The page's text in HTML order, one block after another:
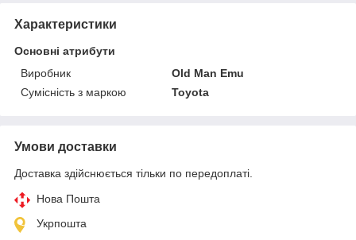
Характеристики
Основні атрибути
Виробник
Old Man Emu
Сумісність з маркою
Toyota
Умови доставки
Доставка здійснюється тільки по передоплаті.
Нова Пошта
Укрпошта